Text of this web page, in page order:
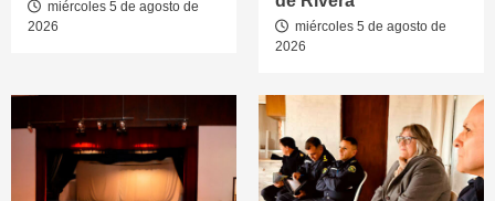
miércoles 5 de agosto de
2026
miércoles 5 de agosto de
2026